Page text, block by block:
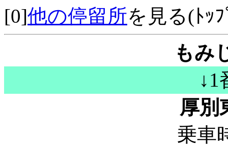
[0]他の停留所を見る(ﾄｯ
もみ
↓1
厚別
乗車